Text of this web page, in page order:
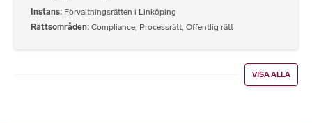
Instans Förvaltningsrätten i Linköping
Rättsområden Compliance, Processrätt, Offentlig rätt
VISA ALLA